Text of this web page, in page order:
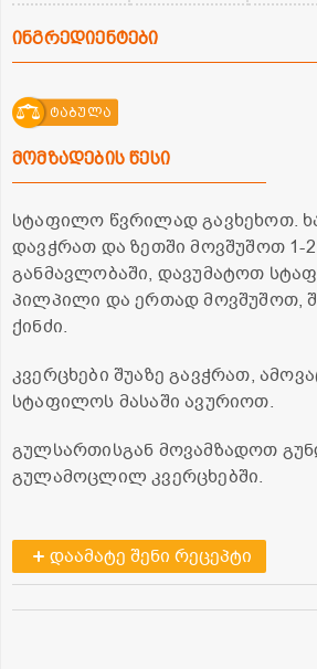
ინგრედიენტები
ტაბულა
მომზადების წესი
სტაფილო წვრილად გავხეხოთ.
დავჭრათ და ზეთში მოვშუშოთ 1-
განმავლობაში, დავუმატოთ
პილპილი და ერთად მოვშუშოთ,
ქინძი.
კვერცხები შუაზე გავჭრათ,
სტაფილოს მასაში ავურიოთ.
გულსართისგან მოვამზადოთ
გულამოცლილ კვერცხებში.
დაამატე შენი რეცეპტი